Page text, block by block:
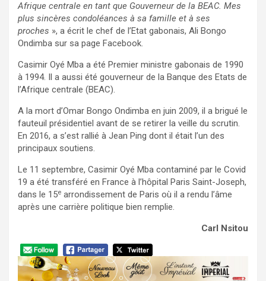
Afrique centrale en tant que Gouverneur de la BEAC. Mes
plus sincères condoléances à sa famille et à ses
proches », a écrit le chef de l’Etat gabonais, Ali Bongo
Ondimba sur sa page Facebook.
Casimir Oyé Mba a été Premier ministre gabonais de 1990
à 1994. Il a aussi été gouverneur de la Banque des Etats de
l’Afrique centrale (BEAC).
A la mort d’Omar Bongo Ondimba en juin 2009, il a brigué le
fauteuil présidentiel avant de se retirer la veille du scrutin.
En 2016, a s’est rallié à Jean Ping dont il était l’un des
principaux soutiens.
Le 11 septembre, Casimir Oyé Mba contaminé par le Covid
19 a été transféré en France à l’hôpital Paris Saint-Joseph,
dans le 15e arrondissement de Paris où il a rendu l’âme
après une carrière politique bien remplie.
Carl Nsitou